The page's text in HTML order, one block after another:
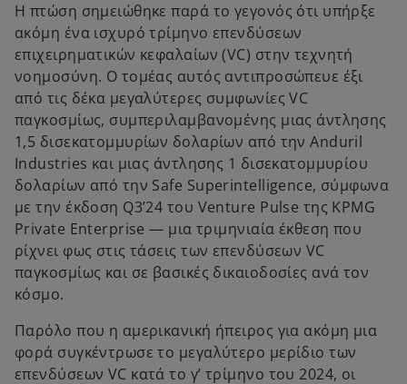
Η πτώση σημειώθηκε παρά το γεγονός ότι υπήρξε
ακόμη ένα ισχυρό τρίμηνο επενδύσεων
επιχειρηματικών κεφαλαίων (VC) στην τεχνητή
νοημοσύνη. Ο τομέας αυτός αντιπροσώπευε έξι
από τις δέκα μεγαλύτερες συμφωνίες VC
παγκοσμίως, συμπεριλαμβανομένης μιας άντλησης
1,5 δισεκατομμυρίων δολαρίων από την Anduril
Industries και μιας άντλησης 1 δισεκατομμυρίου
δολαρίων από την Safe Superintelligence, σύμφωνα
με την έκδοση Q3’24 του Venture Pulse της KPMG
Private Enterprise — μια τριμηνιαία έκθεση που
ρίχνει φως στις τάσεις των επενδύσεων VC
παγκοσμίως και σε βασικές δικαιοδοσίες ανά τον
κόσμο.
Παρόλο που η αμερικανική ήπειρος για ακόμη μια
φορά συγκέντρωσε το μεγαλύτερο μερίδιο των
επενδύσεων VC κατά το γ’ τρίμηνο του 2024, οι